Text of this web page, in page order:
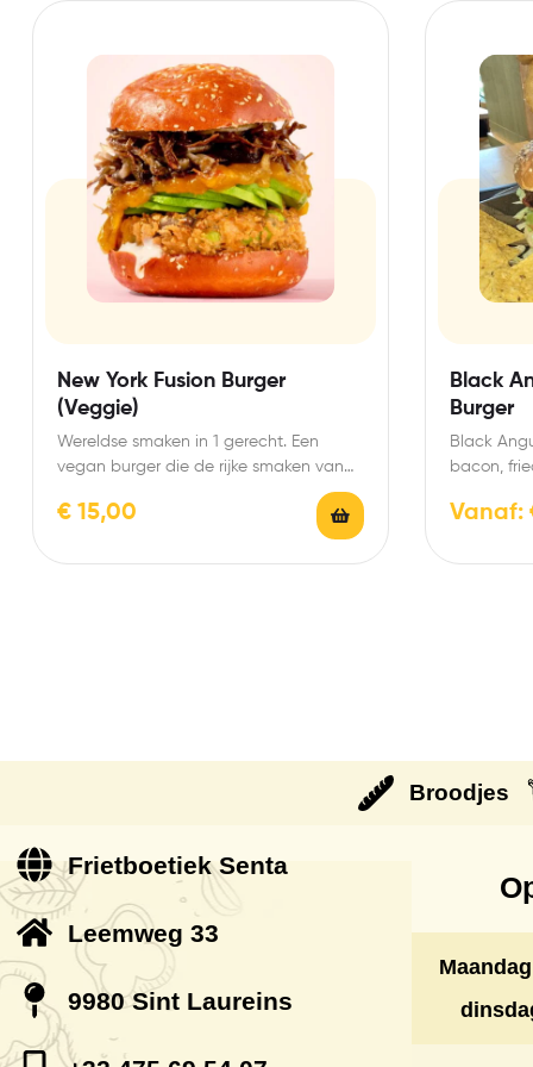
New York Fusion Burger
(Veggie)
Wereldse smaken in 1 gerecht. Een
vegan burger die de rijke smaken van
€ 15,00
Black
Burger
Black
bacon,
Vanaf:
Broodjes
Frietboetiek Senta
Leemweg 33
9980 Sint Laureins